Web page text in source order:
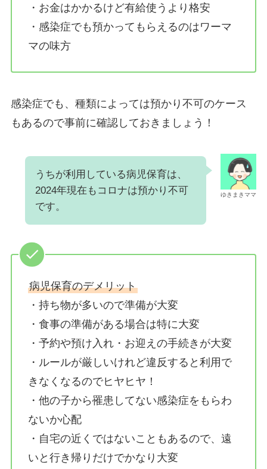
・お金はかかるけど有給使うより格安
・感染症でも預かってもらえるのはワーマ
マの味方
感染症でも、種類によっては預かり不可のケース
もあるので事前に確認しておきましょう！
ゆきまきママ
うちが利用している病児保育は、
2024年現在もコロナは預かり不可
です。
病児保育のデメリット
・持ち物が多いので準備が大変
・食事の準備がある場合は特に大変
・予約や預け入れ・お迎えの手続きが大変
・ルールが厳しいけれど違反すると利用で
きなくなるのでヒヤヒヤ！
・他の子から罹患してない感染症をもらわ
ないか心配
・自宅の近くではないこともあるので、遠
いと行き帰りだけでかなり大変